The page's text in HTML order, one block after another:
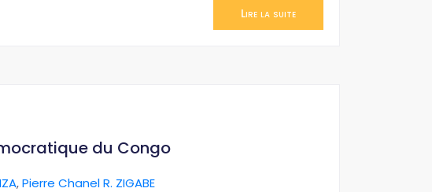
Lire la suite
du Congo
,Pierre Chanel R. ZIGABE